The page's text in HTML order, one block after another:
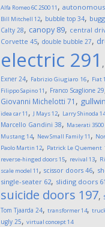
Alfa Romeo 6C 250011 , autonomous
Bill Mitchell 12, bubble top 34,
Calty 28, canopy 89, central
Corvette 45, double bubble 27,
electric 291 ,
Exner 24, Fabrizio Giugiaro 16, Fiat
Filippo Sapino11 , Franco Scaglione 29
Giovanni Michelotti 71 ,
idea car11 , J Mays12, Larry Shinoda 14
Marcello Gandini 38, Maserati 3500
Mustang 14, New Small Family11 ,
Paolo Martin 12, Patrick Le Quement
reverse-hinged doors15, revival 13,
scale model 11 , scissor doors 46,
single-seater 62, sliding doors 61
suicide doors 197,
Tom Tjaarda 24, transformer14,
ugly 25, virtual concept14